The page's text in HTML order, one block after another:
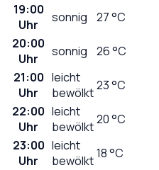
19:00
Uhr
sonnig 27°C
20:00
Uhr
sonnig 26°C
21:00
Uhr
leicht
bewölkt23°C
22:00
Uhr
leicht
bewölkt20°C
23:00
Uhr
leicht
bewölkt18°C